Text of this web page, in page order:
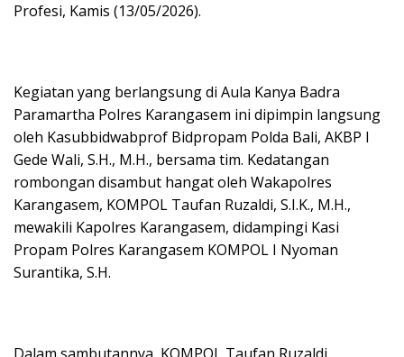
Profesi, Kamis (13/05/2026).
Kegiatan yang berlangsung di Aula Kanya Badra
Paramartha Polres Karangasem ini dipimpin langsung
oleh Kasubbidwabprof Bidpropam Polda Bali, AKBP I
Gede Wali, S.H., M.H., bersama tim. Kedatangan
rombongan disambut hangat oleh Wakapolres
Karangasem, KOMPOL Taufan Ruzaldi, S.I.K., M.H.,
mewakili Kapolres Karangasem, didampingi Kasi
Propam Polres Karangasem KOMPOL I Nyoman
Surantika, S.H.